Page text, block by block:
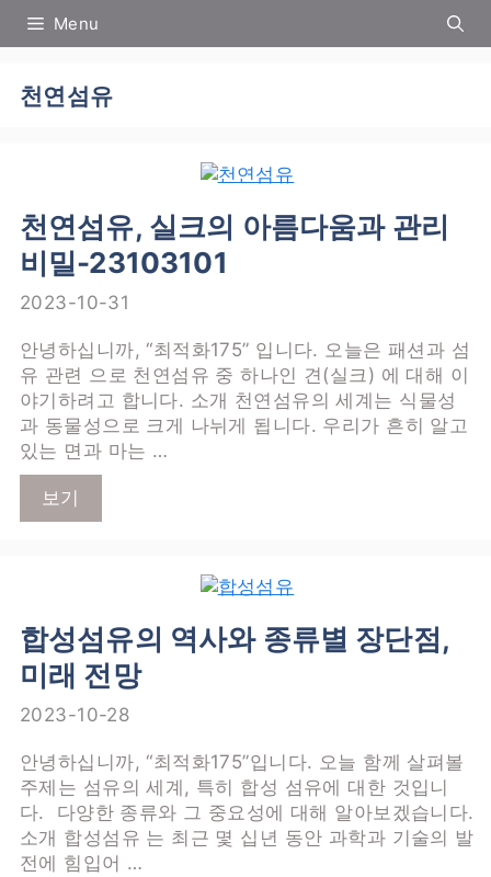
Menu
천연섬유
천연섬유, 실크의 아름다움과 관리
비밀-23103101
2023-10-31
안녕하십니까, “최적화175” 입니다. 오늘은 패션과 섬
유 관련 으로 천연섬유 중 하나인 견(실크) 에 대해 이
야기하려고 합니다. 소개 천연섬유의 세계는 식물성
과 동물성으로 크게 나뉘게 됩니다. 우리가 흔히 알고
있는 면과 마는 …
보기
합성섬유의 역사와 종류별 장단점,
미래 전망
2023-10-28
안녕하십니까, “최적화175”입니다. 오늘 함께 살펴볼
주제는 섬유의 세계, 특히 합성 섬유에 대한 것입니
다. 다양한 종류와 그 중요성에 대해 알아보겠습니다.
소개 합성섬유 는 최근 몇 십년 동안 과학과 기술의 발
전에 힘입어 …